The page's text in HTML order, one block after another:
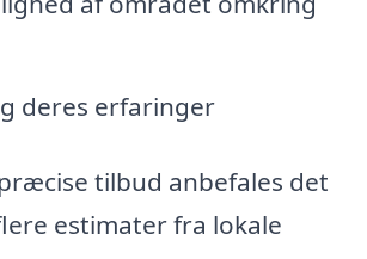
deres erfaringer
tilbud anbefales det
estimater fra lokale